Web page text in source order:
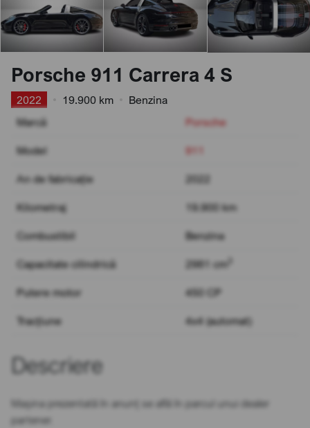
Porsche 911 Carrera 4 S
2022 19.900 km
Benzina
Marcă
Porsche
Model 911
An de fabricație 2022
Kilometraj 19.900 km
Combustibil Benzina
Capacitate cilindrică 2981 cm
Putere motor 450 CP
Tracțiune 4x4 (automat)
Descriere
Mașina prezentată în anunț se află în parcul unui dealer
partener.